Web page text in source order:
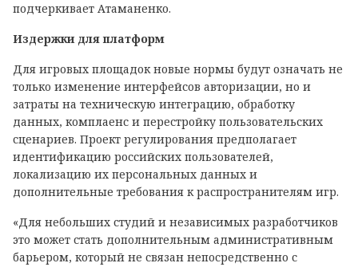
подчеркивает Атаманенко.
Издержки для платформ
Для игровых площадок новые нормы будут означать не
только изменение интерфейсов авторизации, но и
затраты на техническую интеграцию, обработку
данных, комплаенс и перестройку пользовательских
сценариев. Проект регулирования предполагает
идентификацию российских пользователей,
локализацию их персональных данных и
дополнительные требования к распространителям игр.
«Для небольших студий и независимых разработчиков
это может стать дополнительным административным
барьером, который не связан непосредственно с